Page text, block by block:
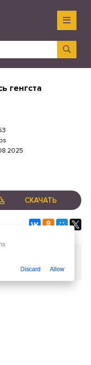
генгста
СКАЧАТЬ
Discard Allow